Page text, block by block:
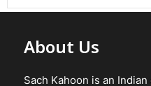
About Us
Sach Kahoon is an